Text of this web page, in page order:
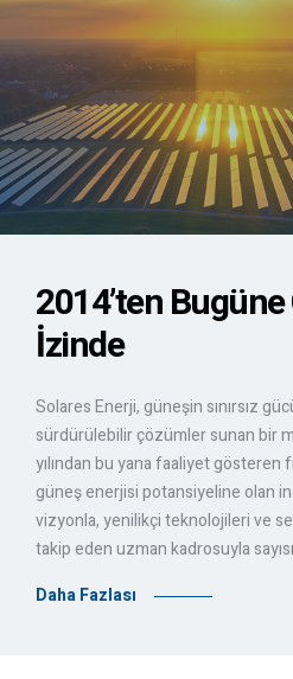
2014’ten
İzinde
Solares Enerji, güneşin sınırsız
sürdürülebilir çözümler sunan bir
yılından bu yana faaliyet
güneş enerjisi potansiyeline olan
vizyonla, yenilikçi teknolojileri ve
takip eden uzman kadrosuyla
Daha Fazlası